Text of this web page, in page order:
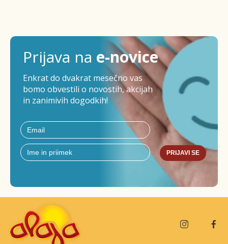
Prijava na e-novice
Enkrat do dvakrat mesečno vas
bomo obvestili o novostih, akcijah
in zanimivih dogodkih!
PRIJAVI SE